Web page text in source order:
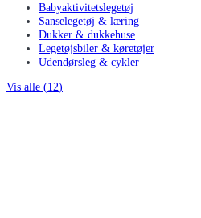
Babyaktivitetslegetøj
Sanselegetøj & læring
Dukker & dukkehuse
Legetøjsbiler & køretøjer
Udendørsleg & cykler
Vis alle (12)